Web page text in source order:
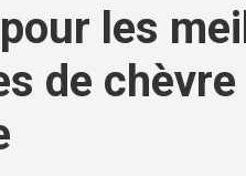
les
de chèvre